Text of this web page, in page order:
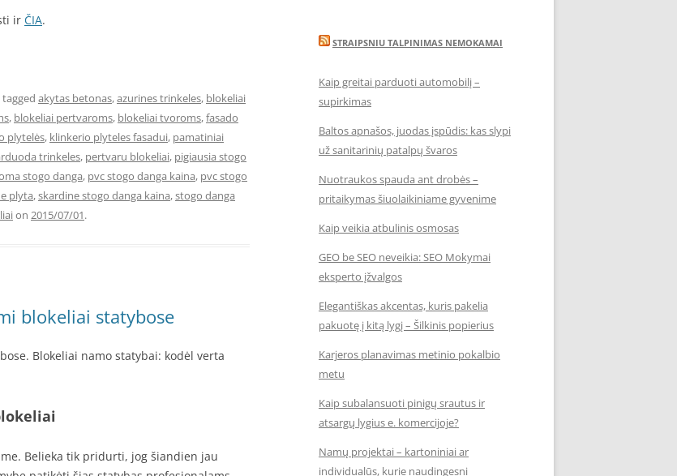
ir ČIA.
akytas betonas,azurines trinkeles, blokeliai
, blokeliai pertvaroms, blokeliai tvoroms,fasado
plytelės, klinkerio plyteles fasadui, pamatiniai
trinkeles, pertvaru blokeliai, pigiausia stogo
stogo danga, pvc stogo danga kaina, pvc stogo
plyta,skardine stogo danga kaina,stogo danga
on 2015/07/01.
blokeliai statybose
Blokeliai namo statybai: kodėl verta
Belieka tik pridurti, jog šiandien jau
STRAIPSNIU TALPINIMAS NEMOKAMAI
Kaip greitai parduoti automobilį –
supirkimas
Baltos apnašos, juodas įspūdis: kas slypi
už sanitarinių patalpų švaros
Nuotraukos spauda ant drobės –
pritaikymas šiuolaikiniame gyvenime
Kaip veikia atbulinis osmosas
GEO be SEO neveikia: SEO Mokymai
eksperto įžvalgos
Elegantiškas akcentas, kuris pakelia
pakuotę į kitą lygį – Šilkinis popierius
Karjeros planavimas metinio pokalbio
metu
Kaip subalansuoti pinigų srautus ir
atsargų lygius e. komercijoje?
Namų projektai – kartoniniai ar
individualūs, kurie naudingesni